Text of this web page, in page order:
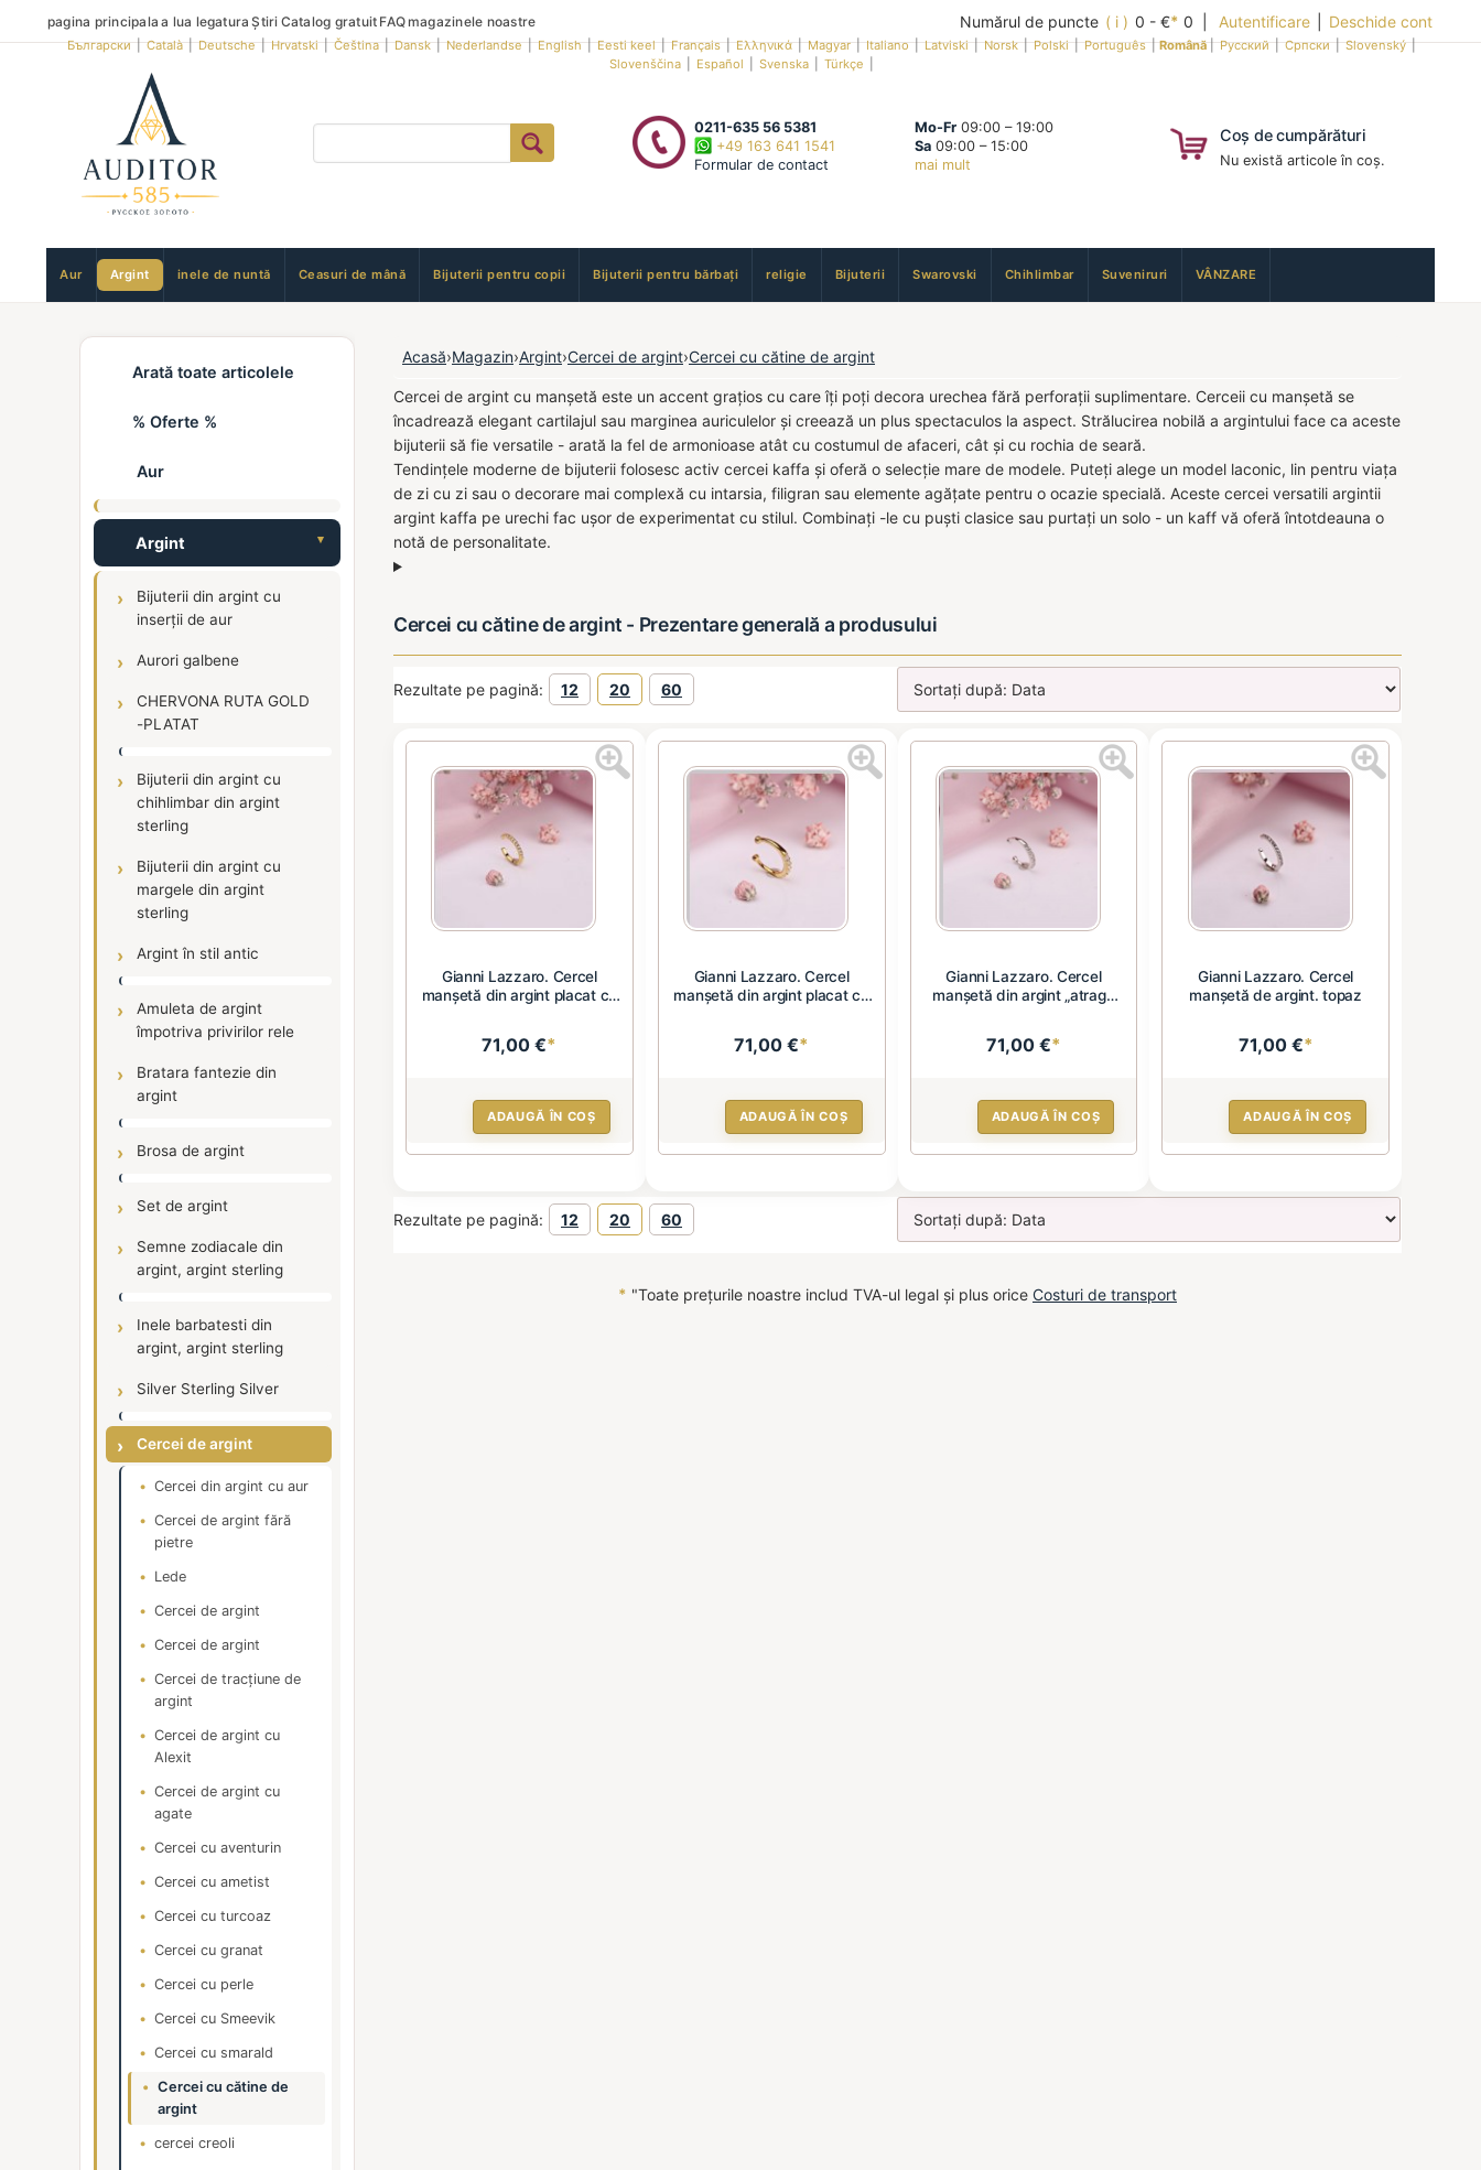
pagina principala a lua legatura Știri Catalog gratuit FAQmagazinele noastre Numărul de puncte ( i ) 0 - €* 0 | Autentificare Deschide cont
Български|Català|Deutsche|Hrvatski|Čeština|Dansk|Nederlandse|English|Eesti keel|Français|Ελληνικά|Magyar|Italiano|Latviski|Norsk|Polski|Português|Română|Русский|Српски|Slovenský|
Slovenščina
Español Svenska Türkçe
0211-635 56 5381
+49 163 641 1541
Formular de contact
Mo-Fr09:00 – 19:00
Sa09:00 – 15:00
mai mult
Coș de cumpărături
Nu există articole în coș.
Aur Argint inele de nuntă Ceasuri de mână Bijuterii pentru copii Bijuterii pentru bărbați religie Bijuterii Swarovski Chihlimbar Suveniruri VÂNZARE
Arată toate articolele
% Oferte %
Aur
Argint
Bijuterii din argint cu
inserții de aur
Aurori galbene
CHERVONA RUTA GOLD
-PLATAT
Bijuterii din argint cu
chihlimbar din argint
sterling
Bijuterii din argint cu
margele din argint
sterling
Argint în stil antic
Amuleta de argint
împotriva privirilor rele
Bratara fantezie din
argint
Brosa de argint
Set de argint
Semne zodiacale din
argint, argint sterling
Inele barbatesti din
argint, argint sterling
Silver Sterling Silver
Cercei de argint
Cercei din argint cu aur
Cercei de argint fără
pietre
Lede
Cercei de argint
Cercei de argint
Cercei de tracțiune de
argint
Cercei de argint cu
Alexit
Cercei de argint cu
agate
Cercei cu aventurin
Cercei cu ametist
Cercei cu turcoaz
Cercei cu granat
Cercei cu perle
Cercei cu Smeevik
Cercei cu smarald
Cercei cu cătine de
argint
cercei creoli
Acasă›Magazin›Argint›Cercei de argint›Cercei cu cătine de argint
Cercei de argint cu manșetă este un accent grațios cu care îți poți decora urechea fără perforații suplimentare. Cerceii cu manșetă se
încadrează elegant cartilajul sau marginea auriculelor și creează un plus spectaculos la aspect. Strălucirea nobilă a argintului face ca aceste
bijuterii să fie versatile - arată la fel de armonioase atât cu costumul de afaceri, cât și cu rochia de seară.
Tendințele moderne de bijuterii folosesc activ cercei kaffa și oferă o selecție mare de modele. Puteți alege un model laconic, lin pentru viața
de zi cu zi sau o decorare mai complexă cu intarsia, filigran sau elemente agățate pentru o ocazie specială. Aceste cercei versatili argintii
argint kaffa pe urechi fac ușor de experimentat cu stilul. Combinați -le cu puști clasice sau purtați un solo - un kaff vă oferă întotdeauna o
notă de personalitate.
Cercei cu cătine de argint - Prezentare generală a produsului
Rezultate pe pagină: 12 20 60
Gianni Lazzaro. Cercel
manșetă din argint placat cu
71,00 €*
ADAUGĂ ÎN COȘ
Gianni Lazzaro. Cercel
manșetă din argint placat cu
71,00 €*
ADAUGĂ ÎN COȘ
Gianni Lazzaro. Cercel
manșetă din argint „atrage
71,00 €*
ADAUGĂ ÎN COȘ
Gianni Lazzaro. Cercel
manșetă de argint. topaz
71,00 €*
ADAUGĂ ÎN COȘ
Rezultate pe pagină: 12 20 60
* "Toate prețurile noastre includ TVA-ul legal și plus orice Costuri de transport